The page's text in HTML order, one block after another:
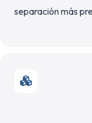
separación más